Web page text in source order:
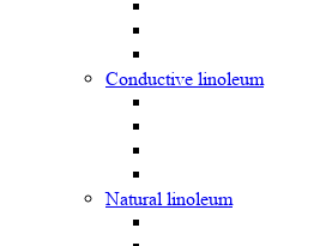
Сonductive linoleum
Natural linoleum